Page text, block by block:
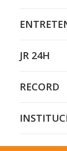
JR 24H
RECORD